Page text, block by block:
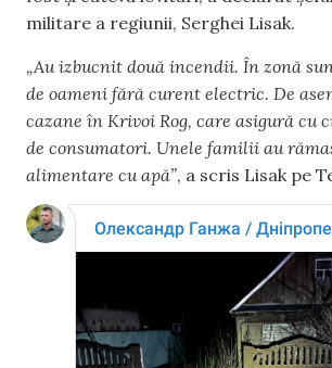
militare a regiunii, Serghei Lisak.
„Au izbucnit două incendii. În zonă
de oameni fără curent electric. De
cazane în Krivoi Rog, care asigură cu
de consumatori. Unele familii au
alimentare cu apă”, a scris Lisak pe